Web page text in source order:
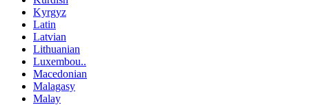
Kyrgyz
Latin
Latvian
Lithuanian
Luxembou..
Macedonian
Malagasy
Malay